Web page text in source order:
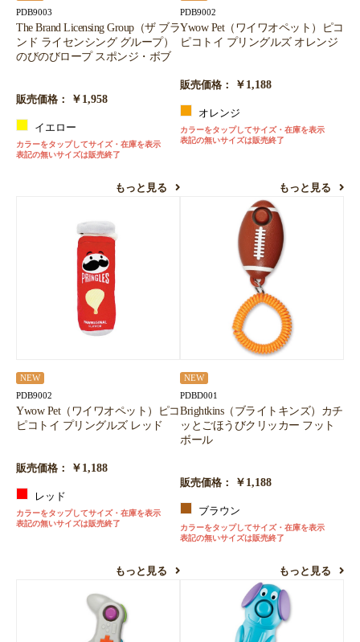
PDB9003
The Brand Licensing Group（ザ ブラ
ンド ライセンシング グループ）
のびのびロープ スポンジ・ボブ
販売価格： ￥1,958
イエロー
カラーをタップしてサイズ・在庫を表示
表記の無いサイズは販売終了
もっと見る
PDB9002
Ywow Pet（ワイワオペット）ピコ
ピコトイ プリングルズ オレンジ
販売価格： ￥1,188
オレンジ
カラーをタップしてサイズ・在庫を表示
表記の無いサイズは販売終了
もっと見る
NEW
PDB9002
Ywow Pet（ワイワオペット）ピコ
ピコトイ プリングルズ レッド
販売価格： ￥1,188
レッド
カラーをタップしてサイズ・在庫を表示
表記の無いサイズは販売終了
もっと見る
NEW
PDBD001
Brightkins（ブライトキンズ）カチ
ッとごほうびクリッカー フット
ボール
販売価格： ￥1,188
ブラウン
カラーをタップしてサイズ・在庫を表示
表記の無いサイズは販売終了
もっと見る